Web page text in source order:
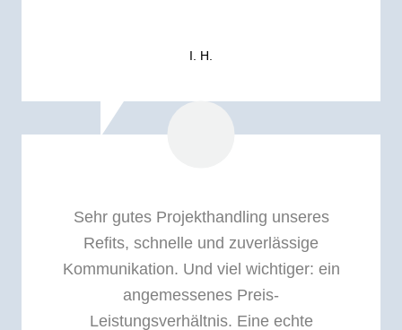
I. H.
Sehr gutes Projekthandling unseres
Refits, schnelle und zuverlässige
Kommunikation. Und viel wichtiger: ein
angemessenes Preis-
Leistungsverhältnis. Eine echte